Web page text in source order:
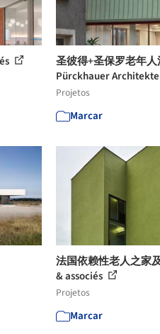
圣彼得+圣保罗老年
Pürckhauer
Projetos
Marcar
法国依赖性老人之家
& associés
Projetos
Marcar